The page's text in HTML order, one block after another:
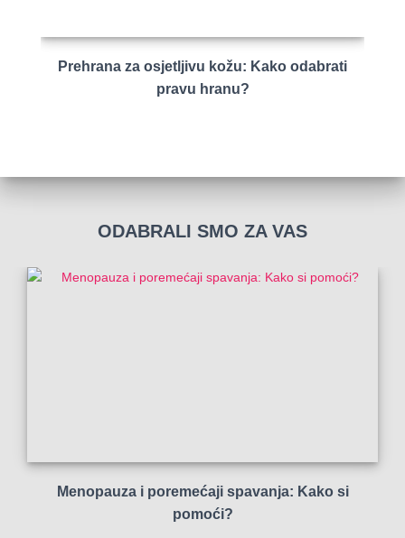
Prehrana za osjetljivu kožu: Kako odabrati
pravu hranu?
ODABRALI SMO ZA VAS
Menopauza i poremećaji spavanja: Kako si
pomoći?